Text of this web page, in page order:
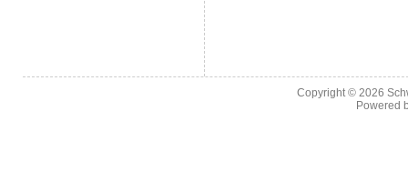
Copyright © 2026
Powered